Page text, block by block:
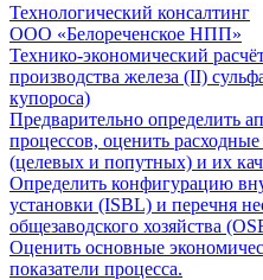
Технологический консалтинг
ООО «Белореченское НПП»
Технико-экономический
производства железа (II)
купороса)
Предварительно определить
процессов, оценить
(целевых и попутных) и их
Определить конфигурацию
установки (ISBL) и перечня
общезаводского хозяйства
Оценить основные
показатели процесса.